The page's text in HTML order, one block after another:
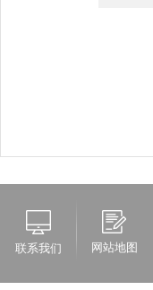
联系我们 网站地图